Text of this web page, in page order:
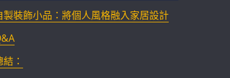
製裝飾小品：將個人風格融入家居設計
：